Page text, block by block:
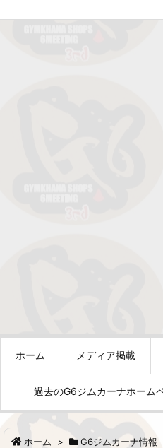
ホーム メディア掲載
過去のG6ジムカーナホーム
ホーム > G6ジムカーナ情報